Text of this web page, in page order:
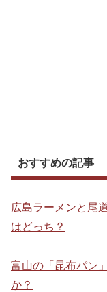
おすすめの記事
広島ラーメンと尾
はどっち？
富山の「昆布パン
か？